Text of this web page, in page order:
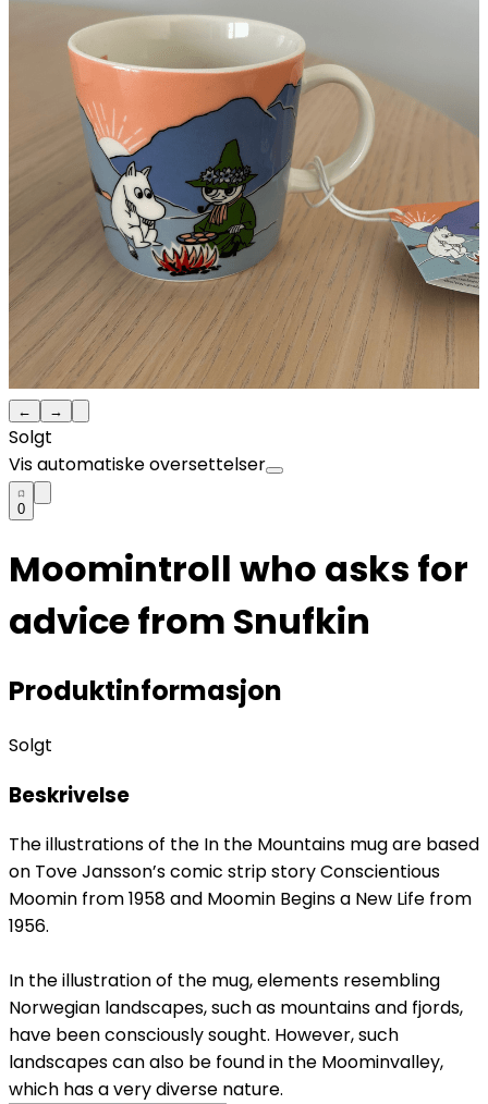
← →
Solgt
Vis automatiske oversettelser
0
Moomintroll who asks for
advice from Snufkin
Produktinformasjon
Solgt
Beskrivelse
The illustrations of the In the Mountains mug are based
on Tove Jansson’s comic strip story Conscientious
Moomin from 1958 and Moomin Begins a New Life from
1956.
In the illustration of the mug, elements resembling
Norwegian landscapes, such as mountains and fjords,
have been consciously sought. However, such
landscapes can also be found in the Moominvalley,
which has a very diverse nature.